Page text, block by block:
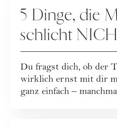
5 Dinge, die
schlicht
sie wirklich
sind
Du fragst dich, ob der
wirklich ernst mit dir
ganz einfach –